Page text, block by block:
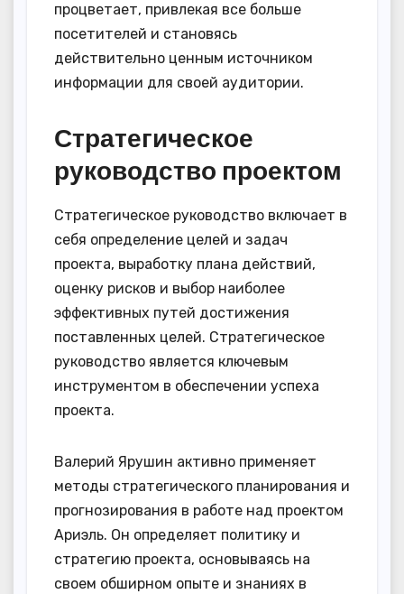
процветает, привлекая все больше
посетителей и становясь
действительно ценным источником
информации для своей аудитории.
Стратегическое
руководство проектом
Стратегическое руководство включает в
себя определение целей и задач
проекта, выработку плана действий,
оценку рисков и выбор наиболее
эффективных путей достижения
поставленных целей. Стратегическое
руководство является ключевым
инструментом в обеспечении успеха
проекта.
Валерий Ярушин активно применяет
методы стратегического планирования и
прогнозирования в работе над проектом
Ариэль. Он определяет политику и
стратегию проекта, основываясь на
своем обширном опыте и знаниях в